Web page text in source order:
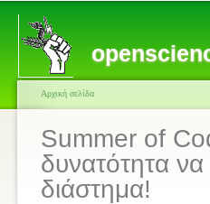
Αρχική σελίδα
Summer of
δυνατότητα να
διάστημα!